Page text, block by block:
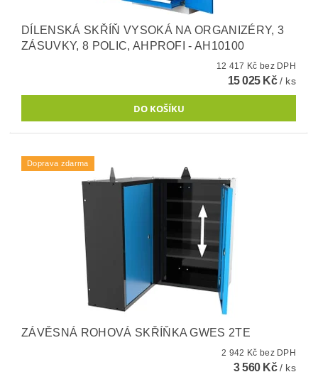
DÍLENSKÁ SKŘÍŇ VYSOKÁ NA ORGANIZÉRY, 3
ZÁSUVKY, 8 POLIC, AHPROFI - AH10100
12 417 Kč bez DPH
15 025 Kč/ ks
Doprava zdarma
ZÁVĚSNÁ ROHOVÁ SKŘÍŇKA GWES 2TE
2 942 Kč bez DPH
3 560 Kč/ ks